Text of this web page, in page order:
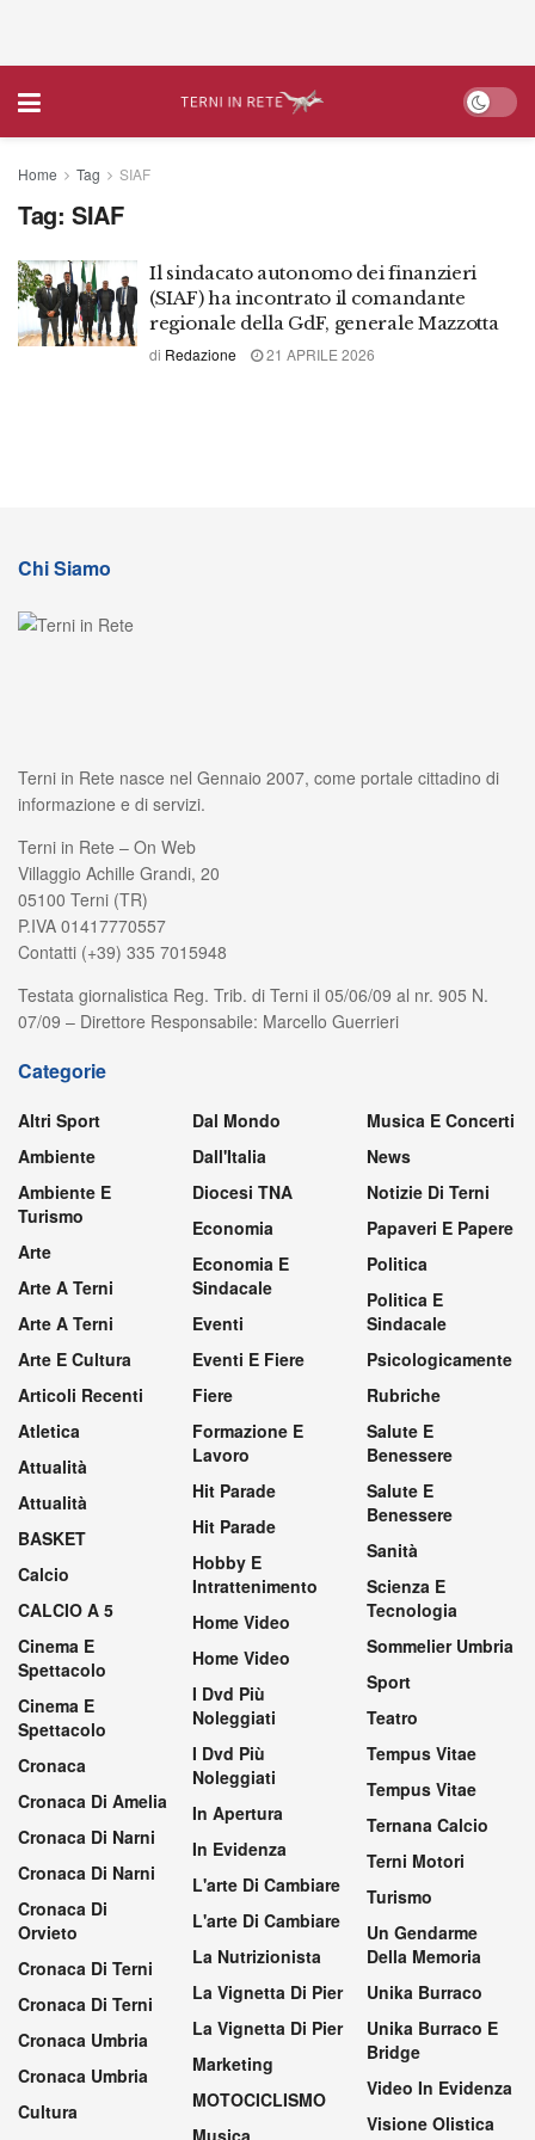
Home Tag SIAF
Tag: SIAF
Il sindacato autonomo dei finanzieri
(SIAF) ha incontrato il comandante
regionale della GdF, generale Mazzotta
di Redazione 21 APRILE 2026
Chi Siamo
Terni in Rete nasce nel Gennaio 2007, come portale cittadino di
informazione e di servizi.
Terni in Rete – On Web
Villaggio Achille Grandi, 20
05100 Terni (TR)
P.IVA 01417770557
Contatti (+39) 335 7015948
Testata giornalistica Reg. Trib. di Terni il 05/06/09 al nr. 905 N.
07/09 – Direttore Responsabile: Marcello Guerrieri
Categorie
Altri Sport
Ambiente
Ambiente E
Turismo
Arte
Arte A Terni
Arte A Terni
Arte E Cultura
Articoli Recenti
Atletica
Attualità
Attualità
BASKET
Calcio
CALCIO A 5
Cinema E
Spettacolo
Cinema E
Spettacolo
Cronaca
Cronaca Di Amelia
Cronaca Di Narni
Cronaca Di Narni
Cronaca Di
Orvieto
Cronaca Di Terni
Cronaca Di Terni
Cronaca Umbria
Cronaca Umbria
Cultura
Dal Mondo
Dall'Italia
Diocesi TNA
Economia
Economia E
Sindacale
Eventi
Eventi E Fiere
Fiere
Formazione E
Lavoro
Hit Parade
Hit Parade
Hobby E
Intrattenimento
Home Video
Home Video
I Dvd Più
Noleggiati
I Dvd Più
Noleggiati
In Apertura
In Evidenza
L'arte Di Cambiare
L'arte Di Cambiare
La Nutrizionista
La Vignetta Di Pier
La Vignetta Di Pier
Marketing
MOTOCICLISMO
Musica
Musica E Concerti
News
Notizie Di Terni
Papaveri E Papere
Politica
Politica E
Sindacale
Psicologicamente
Rubriche
Salute E
Benessere
Salute E
Benessere
Sanità
Scienza E
Tecnologia
Sommelier Umbria
Sport
Teatro
Tempus Vitae
Tempus Vitae
Ternana Calcio
Terni Motori
Turismo
Un Gendarme
Della Memoria
Unika Burraco
Unika Burraco E
Bridge
Video In Evidenza
Visione Olistica